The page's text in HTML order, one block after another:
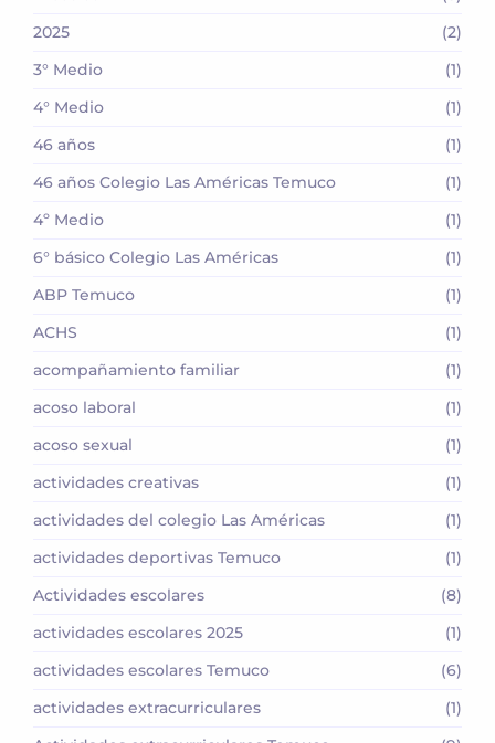
2025
(2)
3° Medio
(1)
4° Medio
(1)
46 años
(1)
46 años Colegio Las Américas Temuco
(1)
4º Medio
(1)
6° básico Colegio Las Américas
(1)
ABP Temuco
(1)
ACHS
(1)
acompañamiento familiar
(1)
acoso laboral
(1)
acoso sexual
(1)
actividades creativas
(1)
actividades del colegio Las Américas
(1)
actividades deportivas Temuco
(1)
Actividades escolares
(8)
actividades escolares 2025
(1)
actividades escolares Temuco
(6)
actividades extracurriculares
(1)